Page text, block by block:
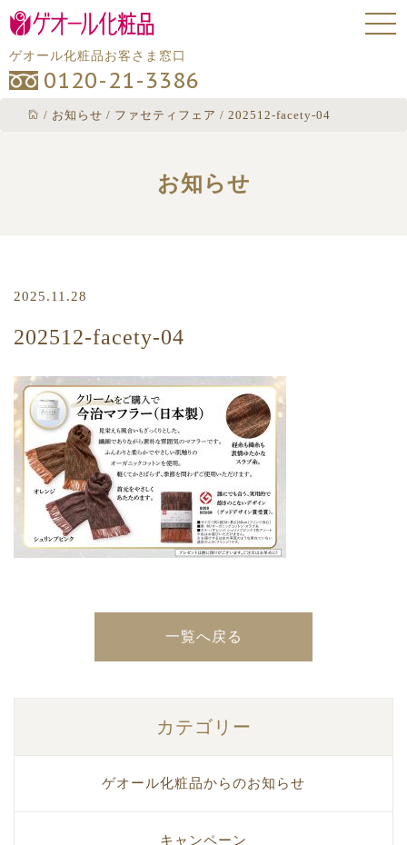
ゲオール化粧品お客さま窓口
0120-21-3386
/ お知らせ / ファセティフェア / 202512-facety-04
お知らせ
2025.11.28
202512-facety-04
一覧へ戻る
カテゴリー
ゲオール化粧品からのお知らせ
キャンペーン